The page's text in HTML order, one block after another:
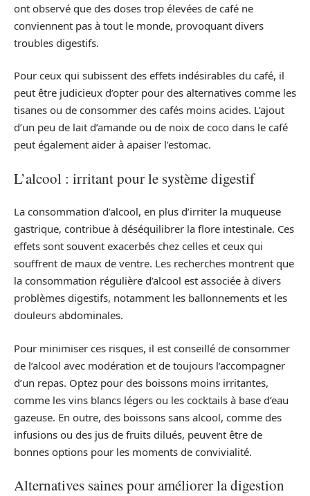
ont observé que des doses trop élevées de café ne
conviennent pas à tout le monde, provoquant divers
troubles digestifs.
Pour ceux qui subissent des effets indésirables du café, il
peut être judicieux d’opter pour des alternatives comme les
tisanes ou de consommer des cafés moins acides. L’ajout
d’un peu de lait d’amande ou de noix de coco dans le café
peut également aider à apaiser l’estomac.
L’alcool : irritant pour le système digestif
La consommation d’alcool, en plus d’irriter la muqueuse
gastrique, contribue à déséquilibrer la flore intestinale. Ces
effets sont souvent exacerbés chez celles et ceux qui
souffrent de maux de ventre. Les recherches montrent que
la consommation régulière d’alcool est associée à divers
problèmes digestifs, notamment les ballonnements et les
douleurs abdominales.
Pour minimiser ces risques, il est conseillé de consommer
de l’alcool avec modération et de toujours l’accompagner
d’un repas. Optez pour des boissons moins irritantes,
comme les vins blancs légers ou les cocktails à base d’eau
gazeuse. En outre, des boissons sans alcool, comme des
infusions ou des jus de fruits dilués, peuvent être de
bonnes options pour les moments de convivialité.
Alternatives saines pour améliorer la digestion